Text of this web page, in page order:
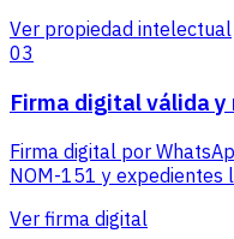
Ver propiedad intelectual
03
Firma digital válida
Firma digital por
NOM-151 y expedientes
Ver firma digital